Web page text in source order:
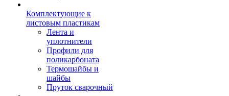
Комплектующие к
листовым пластикам
Лента и
уплотнители
Профили для
поликарбоната
Термошайбы и
шайбы
Пруток сварочный